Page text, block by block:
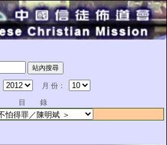
月 份：
目 錄